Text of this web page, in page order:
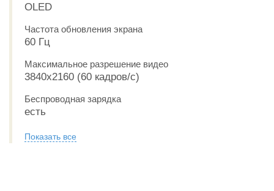
OLED
Частота обновления экрана
60 Гц
Максимальное разрешение видео
3840x2160 (60 кадров/с)
Беспроводная зарядка
есть
Показать все